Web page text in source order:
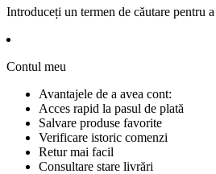
Introduceți un termen de căutare pentru
Contul meu
Avantajele de a avea cont:
Acces rapid la pasul de plată
Salvare produse favorite
Verificare istoric comenzi
Retur mai facil
Consultare stare livrări